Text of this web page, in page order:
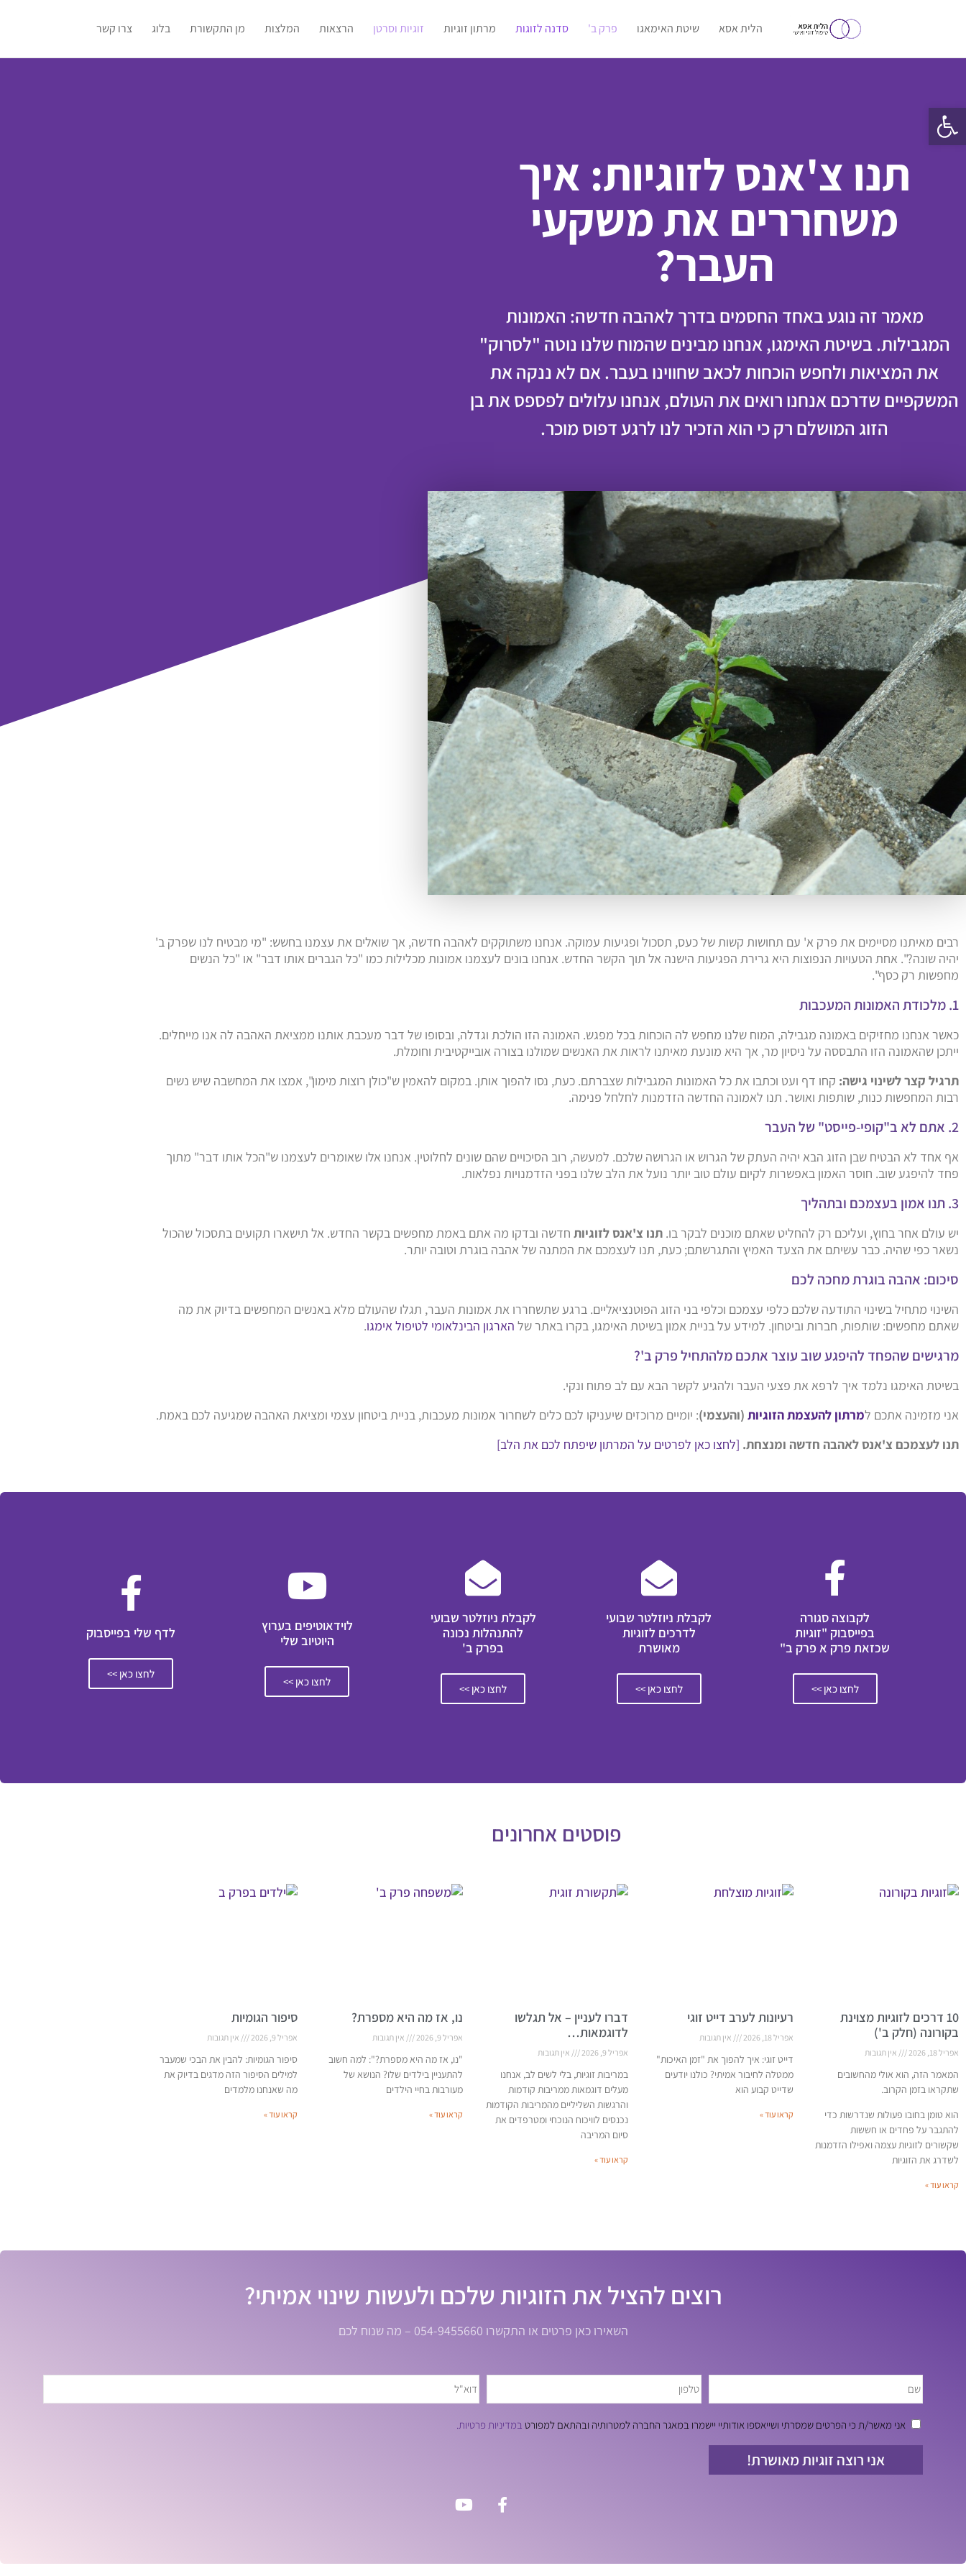
הלית אסא שיטת האימאגו פרק ב' סדנה לזוגות מרתון זוגיות זוגיות וסרטן הרצאות המלצות מן התקשורת בלוג צרו קשר
תנו צ'אנס לזוגיות: איך
משחררים את משקעי
העבר?
מאמר זה נוגע באחד החסמים בדרך לאהבה חדשה: האמונות
המגבילות. בשיטת האימגו, אנחנו מבינים שהמוח שלנו נוטה "לסרוק"
את המציאות ולחפש הוכחות לכאב שחווינו בעבר. אם לא ננקה את
המשקפיים שדרכם אנחנו רואים את העולם, אנחנו עלולים לפספס את בן
הזוג המושלם רק כי הוא הזכיר לנו לרגע דפוס מוכר.
רבים מאיתנו מסיימים את פרק א' עם תחושות קשות של כעס, תסכול ופגיעות עמוקה. אנחנו משתוקקים לאהבה חדשה, אך שואלים את עצמנו בחשש: "מי מבטיח לנו שפרק ב'
יהיה שונה?". אחת הטעויות הנפוצות היא גרירת הפגיעות הישנה אל תוך הקשר החדש. אנחנו בונים לעצמנו אמונות מכלילות כמו "כל הגברים אותו דבר" או "כל הנשים
מחפשות רק כסף".
1. מלכודת האמונות המעכבות
כאשר אנחנו מחזיקים באמונה מגבילה, המוח שלנו מחפש לה הוכחות בכל מפגש. האמונה הזו הולכת וגדלה, ובסופו של דבר מעכבת אותנו ממציאת האהבה לה אנו מייחלים.
ייתכן שהאמונה הזו התבססה על ניסיון מר, אך היא מונעת מאיתנו לראות את האנשים שמולנו בצורה אובייקטיבית וחומלת.
תרגיל קצר לשינוי גישה: קחו דף ועט וכתבו את כל האמונות המגבילות שצברתם. כעת, נסו להפוך אותן. במקום להאמין ש"כולן רוצות מימון", אמצו את המחשבה שיש נשים
רבות המחפשות כנות, שותפות ואושר. תנו לאמונה החדשה הזדמנות לחלחל פנימה.
2. אתם לא ב"קופי-פייסט" של העבר
אף אחד לא הבטיח שבן הזוג הבא יהיה העתק של הגרוש או הגרושה שלכם. למעשה, רוב הסיכויים שהם שונים לחלוטין. אנחנו אלו שאומרים לעצמנו ש"הכל אותו דבר" מתוך
פחד להיפגע שוב. חוסר האמון באפשרות לקיום עולם טוב יותר נועל את הלב שלנו בפני הזדמנויות נפלאות.
3. תנו אמון בעצמכם ובתהליך
יש עולם אחר בחוץ, ועליכם רק להחליט שאתם מוכנים לבקר בו. תנו צ'אנס לזוגיות חדשה ובדקו מה אתם באמת מחפשים בקשר החדש. אל תישארו תקועים בתסכול שהכול
נשאר כפי שהיה. כבר עשיתם את הצעד האמיץ והתגרשתם; כעת, תנו לעצמכם את המתנה של אהבה בוגרת וטובה יותר.
סיכום: אהבה בוגרת מחכה לכם
השינוי מתחיל בשינוי התודעה שלכם כלפי עצמכם וכלפי בני הזוג הפוטנציאליים. ברגע שתשחררו את אמונות העבר, תגלו שהעולם מלא באנשים המחפשים בדיוק את מה
שאתם מחפשים: שותפות, חברות וביטחון. למידע על בניית אמון בשיטת האימגו, בקרו באתר של הארגון הבינלאומי לטיפול אימגו.
מרגישים שהפחד להיפגע שוב עוצר אתכם מלהתחיל פרק ב'?
בשיטת האימגו נלמד איך לרפא את פצעי העבר ולהגיע לקשר הבא עם לב פתוח ונקי.
אני מזמינה אתכם למרתון להעצמת הזוגיות (והעצמי): יומיים מרוכזים שיעניקו לכם כלים לשחרור אמונות מעכבות, בניית ביטחון עצמי ומציאת האהבה שמגיעה לכם באמת.
תנו לעצמכם צ'אנס לאהבה חדשה ומנצחת. [לחצו כאן לפרטים על המרתון שיפתח לכם את הלב]
לקבוצה סגורה
בפייסבוק "זוגיות
שכזאת פרק א פרק ב"
לחצו כאן >>
לקבלת ניוזלטר שבועי
לדרכים לזוגיות
מאושרת
לחצו כאן >>
לקבלת ניוזלטר שבועי
להתנהלות נכונה
בפרק ב'
לחצו כאן >>
לוידאוטיפים בערוץ
היוטיוב שלי
לחצו כאן >>
לדף שלי בפייסבוק
לחצו כאן >>
פוסטים אחרונים
10 דרכים לזוגיות מצוינת
בקורונה (חלק ב')
אפריל 18, 2026 אין תגובות
המאמר הזה, הוא אולי מהחשובים
שתקראו בזמן הקרוב.
הוא טומן בחובו פעולות שנדרשות כדי
להתגבר על פחדים או חששות
שקשורים לזוגיות עצמה ואפילו הזדמנות
לשדרג את הזוגיות
קראו עוד »
רעיונות לערב דייט זוגי
אפריל 18, 2026 אין תגובות
דייט זוגי: איך להפוך את "זמן האיכות"
ממטלה לחיבור אמיתי? כולנו יודעים
שדייט קבוע הוא
קראו עוד »
דברו לעניין – אל תגלשו
לדוגמאות…
אפריל 9, 2026 אין תגובות
במריבות זוגיות, בלי לשים לב, אנחנו
מעלים דוגמאות ממריבות קודמות
והרגשות השליליים מהמריבות הקודמות
נכנסים לוויכוח הנוכחי ומטרפדים את
סיום המריבה
קראו עוד »
נו, אז מה היא מספרת?
אפריל 9, 2026 אין תגובות
"נו, אז מה היא מספרת?": למה חשוב
להתעניין בילדים שלו? הנושא של
מעורבות בחיי הילדים
קראו עוד »
סיפור הגומיות
אפריל 9, 2026 אין תגובות
סיפור הגומיות: להבין את הבכי שמעבר
למילים הסיפור הזה מדגים בדיוק את
מה שאנחנו מלמדים
קראו עוד »
רוצים להציל את הזוגיות שלכם ולעשות שינוי אמיתי?
השאירו כאן פרטים או התקשרו 054-9455660 – מה שנוח לכם
אני מאשר/ת כי הפרטים שמסרתי ושייאספו אודותיי יישמרו במאגר החברה למטרותיה ובהתאם למפורט במדיניות פרטיות.
אני רוצה זוגיות מאושרת!
פתח סרגל נגישות